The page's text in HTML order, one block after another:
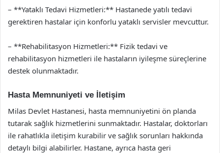
– **Yataklı Tedavi Hizmetleri:** Hastanede yatılı tedavi
gerektiren hastalar için konforlu yataklı servisler mevcuttur.
– **Rehabilitasyon Hizmetleri:** Fizik tedavi ve
rehabilitasyon hizmetleri ile hastaların iyileşme süreçlerine
destek olunmaktadır.
Hasta Memnuniyeti ve İletişim
Milas Devlet Hastanesi, hasta memnuniyetini ön planda
tutarak sağlık hizmetlerini sunmaktadır. Hastalar, doktorları
ile rahatlıkla iletişim kurabilir ve sağlık sorunları hakkında
detaylı bilgi alabilirler. Hastane, ayrıca hasta geri